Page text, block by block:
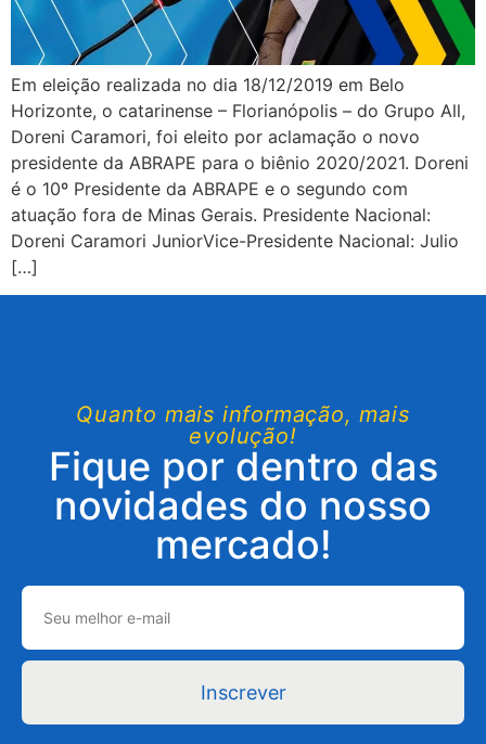
Em eleição realizada no dia 18/12/2019 em Belo
Horizonte, o catarinense – Florianópolis – do Grupo All,
Doreni Caramori, foi eleito por aclamação o novo
presidente da ABRAPE para o biênio 2020/2021. Doreni
é o 10º Presidente da ABRAPE e o segundo com
atuação fora de Minas Gerais. Presidente Nacional:
Doreni Caramori JuniorVice-Presidente Nacional: Julio
[…]
Quanto mais informação, mais
evolução!
Fique por dentro das
novidades do nosso
mercado!
Inscrever